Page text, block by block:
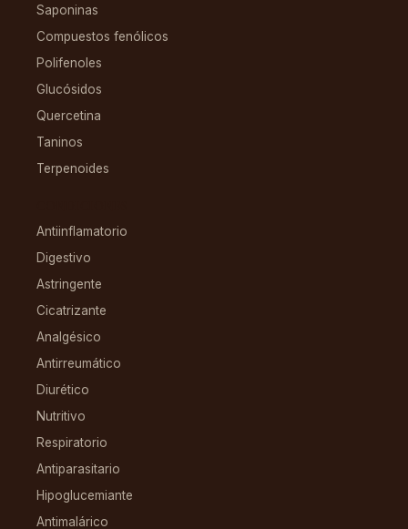
Saponinas
Compuestos fenólicos
Polifenoles
Glucósidos
Quercetina
Taninos
Terpenoides
Antiinflamatorio
Digestivo
Astringente
Cicatrizante
Analgésico
Antirreumático
Diurético
Nutritivo
Respiratorio
Antiparasitario
Hipoglucemiante
Antimalárico